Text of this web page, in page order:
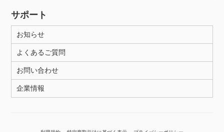
サポート
お知らせ
よくあるご質問
お問い合わせ
企業情報